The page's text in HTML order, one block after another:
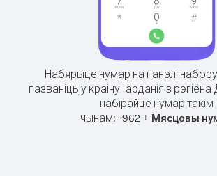
Набярыце нумар на панэлі
пазваніць у краіну Іарданія з
набірайце нумар такім
чынам:+962+ Мясцовы